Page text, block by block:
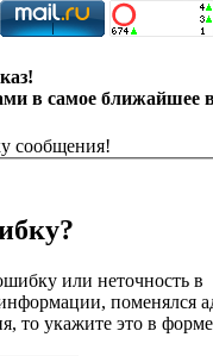
в самое ближайшее
сообщения!
или неточность в
поменялся
то укажите это в